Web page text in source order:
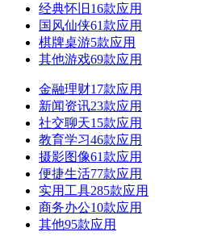
经典怀旧 16款应用
国风仙侠61款应用
棋牌桌游5款应用
其他游戏69款应用
金融理财17款应用
新闻资讯23款应用
社交聊天15款应用
教育学习46款应用
摄影图像61款应用
便捷生活77款应用
实用工具285款应用
商务办公10款应用
其他95款应用